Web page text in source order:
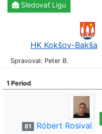
Sledovať Ligu
HK Kokšov-Bakša
Spravoval: Peter B.
1 Period
81 Róbert Rosival